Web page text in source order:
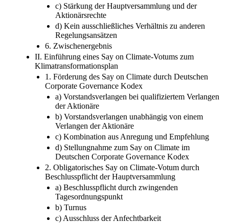
c) Stärkung der Hauptversammlung und der
Aktionärsrechte
d) Kein ausschließliches Verhältnis zu anderen
Regelungsansätzen
6. Zwischenergebnis
II. Einführung eines Say on Climate-Votums zum
Klimatransformationsplan
1. Förderung des Say on Climate durch Deutschen
Corporate Governance Kodex
a) Vorstandsverlangen bei qualifiziertem Verlangen
der Aktionäre
b) Vorstandsverlangen unabhängig von einem
Verlangen der Aktionäre
c) Kombination aus Anregung und Empfehlung
d) Stellungnahme zum Say on Climate im
Deutschen Corporate Governance Kodex
2. Obligatorisches Say on Climate-Votum durch
Beschlusspflicht der Hauptversammlung
a) Beschlusspflicht durch zwingenden
Tagesordnungspunkt
b) Turnus
c) Ausschluss der Anfechtbarkeit